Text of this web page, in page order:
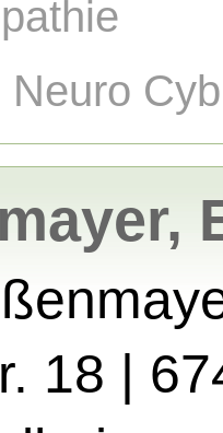
Neuro
18 |